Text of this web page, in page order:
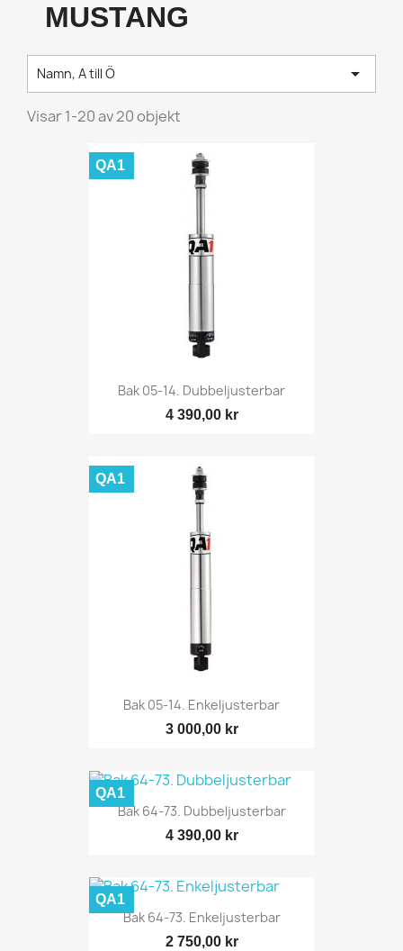
MUSTANG
Namn, A till Ö 
Visar 1-20 av 20 objekt
Bak 05-14. Dubbeljusterbar
4 390,00 kr
QA1
Bak 05-14. Enkeljusterbar
3 000,00 kr
QA1
Bak 64-73. Dubbeljusterbar
4 390,00 kr
QA1
Bak 64-73. Enkeljusterbar
2 750,00 kr
QA1